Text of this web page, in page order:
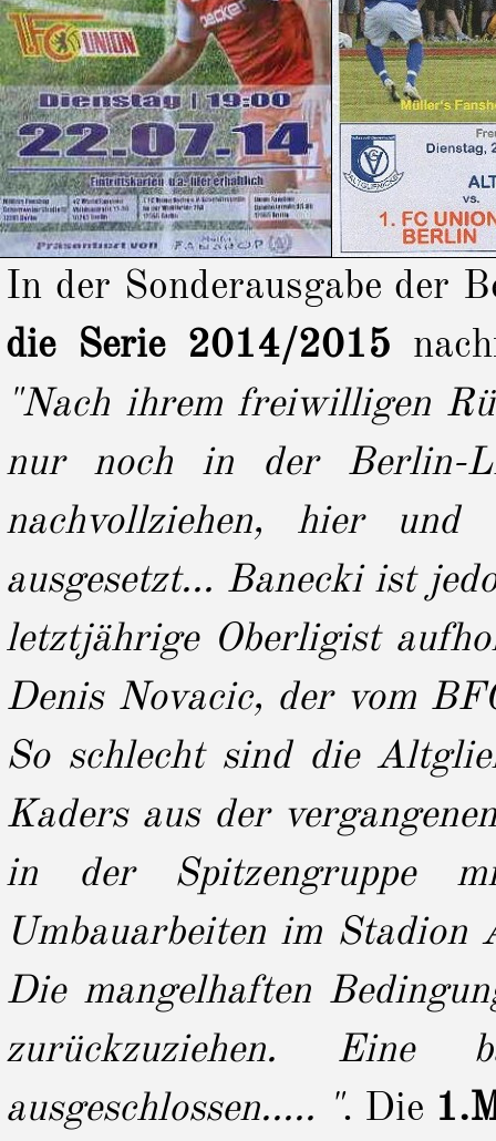
In der Sonderausgabe der
die Serie 2014/2015
"Nach ihrem freiwilligen
nur noch in der Berlin-
nachvollziehen, hier
ausgesetzt... Banecki ist
letztjährige Oberligist
Denis Novacic, der vom
So schlecht sind die
Kaders aus der
in der Spitzengruppe
Umbauarbeiten im
Die mangelhaften
zurückzuziehen. Eine
ausgeschlossen..... ". Die